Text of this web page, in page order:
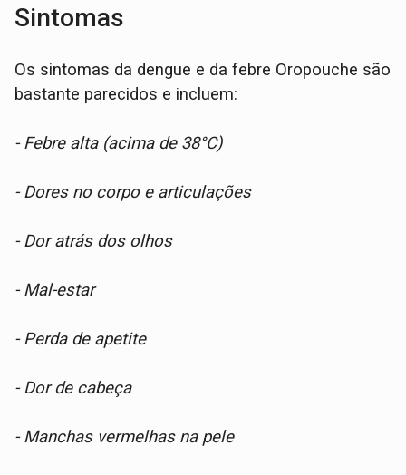
Sintomas
Os sintomas da dengue e da febre Oropouche são
bastante parecidos e incluem:
- Febre alta (acima de 38°C)
- Dores no corpo e articulações
- Dor atrás dos olhos
- Mal-estar
- Perda de apetite
- Dor de cabeça
- Manchas vermelhas na pele